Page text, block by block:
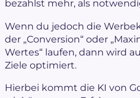
bezahlst mehr, als
Wenn du jedoch die
der „Conversion“ oder
Wertes“ laufen, dann wird
Ziele optimiert.
Hierbei kommt die KI von